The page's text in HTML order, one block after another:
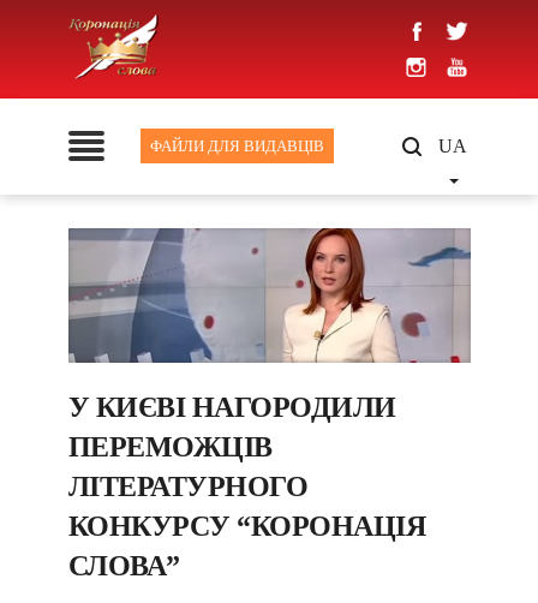
ФАЙЛИ ДЛЯ ВИДАВЦІВ UA
У КИЄВІ НАГОРОДИЛИ
ПЕРЕМОЖЦІВ
ЛІТЕРАТУРНОГО
КОНКУРСУ “КОРОНАЦІЯ
СЛОВА”